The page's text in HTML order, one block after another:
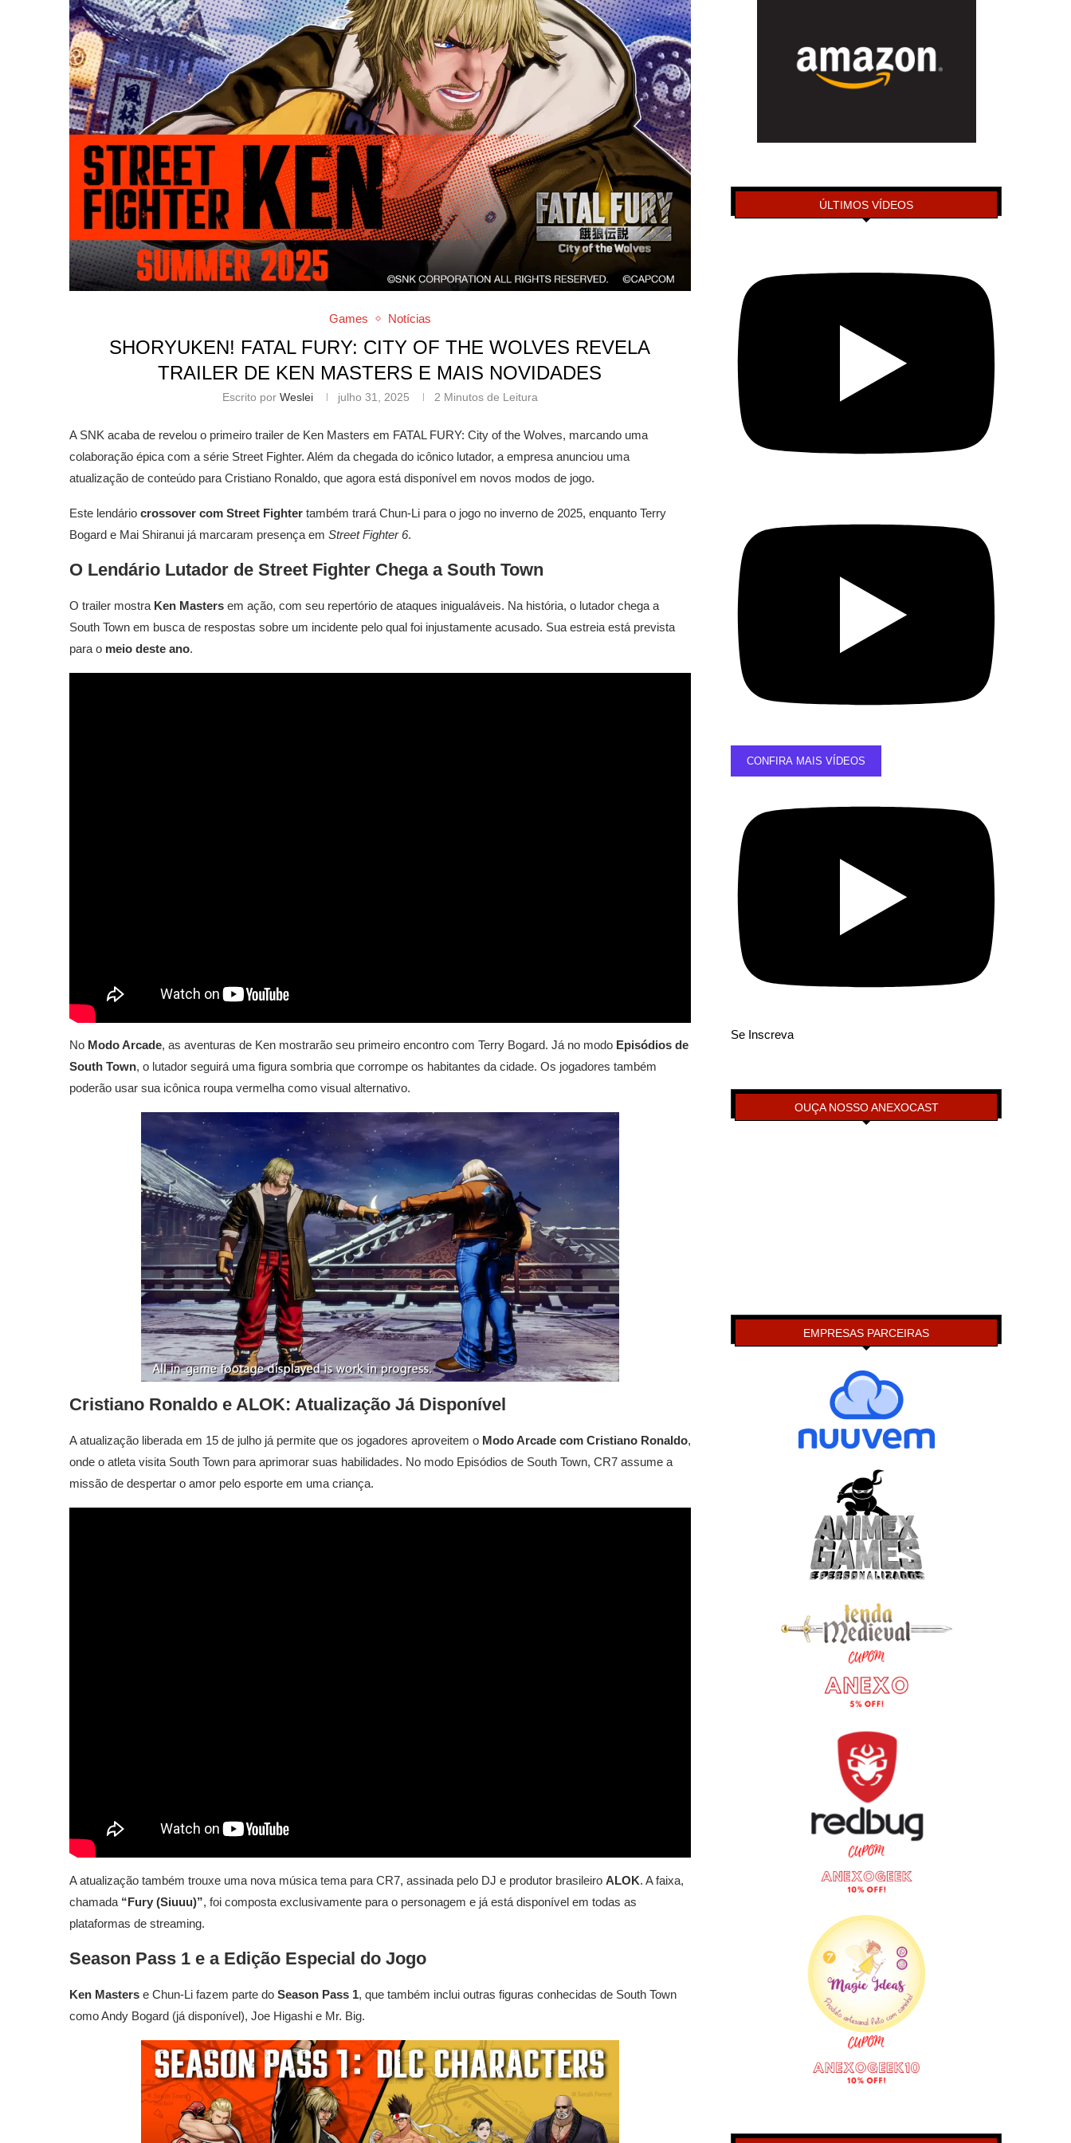
Games Notícias
SHORYUKEN! FATAL FURY: CITY OF THE WOLVES REVELA
TRAILER DE KEN MASTERS E MAIS NOVIDADES
Escrito por Weslei julho 31, 2025 2 Minutos de Leitura
A SNK acaba de revelou o primeiro trailer de Ken Masters em FATAL FURY: City of the Wolves, marcando uma
colaboração épica com a série Street Fighter. Além da chegada do icônico lutador, a empresa anunciou uma
atualização de conteúdo para Cristiano Ronaldo, que agora está disponível em novos modos de jogo.
Este lendário crossover com Street Fighter também trará Chun-Li para o jogo no inverno de 2025, enquanto Terry
Bogard e Mai Shiranui já marcaram presença em Street Fighter 6.
O Lendário Lutador de Street Fighter Chega a South Town
O trailer mostra Ken Masters em ação, com seu repertório de ataques inigualáveis. Na história, o lutador chega a
South Town em busca de respostas sobre um incidente pelo qual foi injustamente acusado. Sua estreia está prevista
para o meio deste ano.
No Modo Arcade, as aventuras de Ken mostrarão seu primeiro encontro com Terry Bogard. Já no modo Episódios de
South Town, o lutador seguirá uma figura sombria que corrompe os habitantes da cidade. Os jogadores também
poderão usar sua icônica roupa vermelha como visual alternativo.
Cristiano Ronaldo e ALOK: Atualização Já Disponível
A atualização liberada em 15 de julho já permite que os jogadores aproveitem o Modo Arcade com Cristiano Ronaldo,
onde o atleta visita South Town para aprimorar suas habilidades. No modo Episódios de South Town, CR7 assume a
missão de despertar o amor pelo esporte em uma criança.
A atualização também trouxe uma nova música tema para CR7, assinada pelo DJ e produtor brasileiro ALOK. A faixa,
chamada “Fury (Siuuu)”, foi composta exclusivamente para o personagem e já está disponível em todas as
plataformas de streaming.
Season Pass 1 e a Edição Especial do Jogo
Ken Masters e Chun-Li fazem parte do Season Pass 1, que também inclui outras figuras conhecidas de South Town
como Andy Bogard (já disponível), Joe Higashi e Mr. Big.
ÚLTIMOS VÍDEOS
CONFIRA MAIS VÍDEOS
Se Inscreva
OUÇA NOSSO ANEXOCAST
EMPRESAS PARCEIRAS